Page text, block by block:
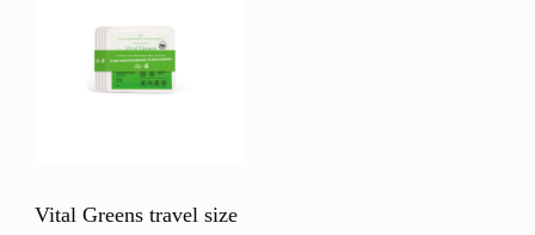
Vital Greens travel size